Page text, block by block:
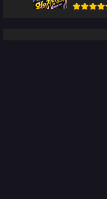
Manhwa,